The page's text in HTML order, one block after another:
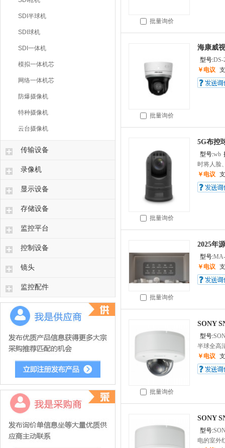
SDI半球机
SDI球机
SDI一体机
模拟一体机芯
网络一体机芯
防爆摄像机
特种摄像机
云台摄像机
传输设备
录像机
显示设备
存储设备
监控平台
控制设备
镜头
监控配件
批量询价
批量询价
海康威
型号:DS-
￥电议
批量询价
5G布控
型号:wb
时将人脸
￥电议
批量询价
2025年
型号:
￥电议
批量询价
SONY
型号:
半球全高
￥电议
SONY
型号:
电的室外